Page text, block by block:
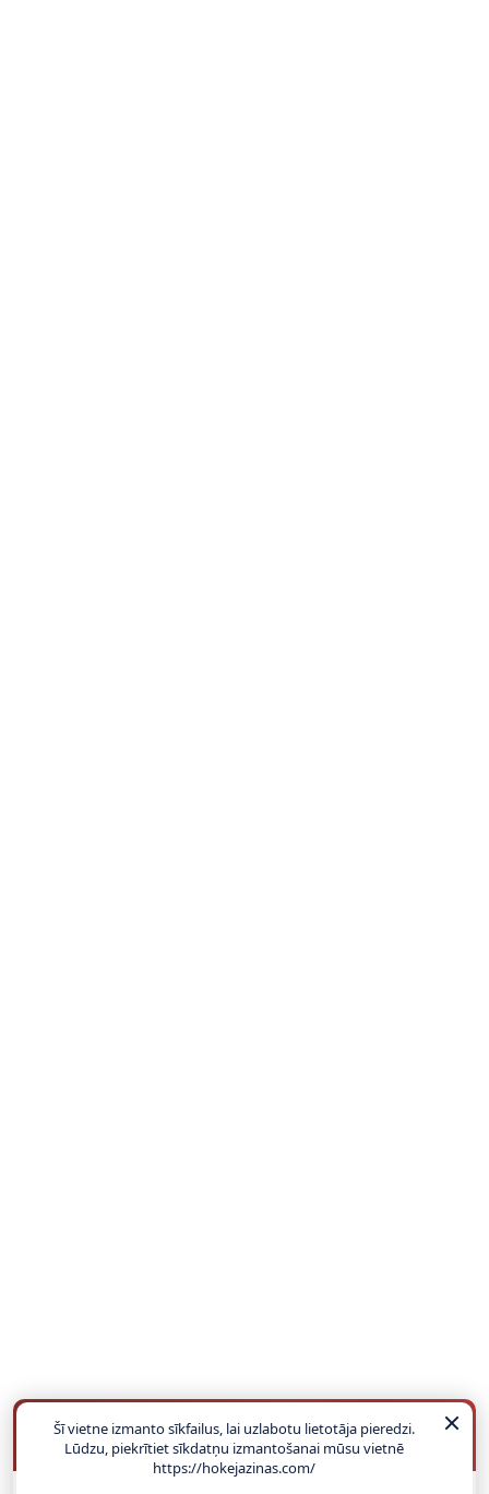
BUKMEIKERU BONUSI
Šī vietne izmanto sīkfailus, lai uzlabotu lietotāja pieredzi.
Lūdzu, piekrītiet sīkdatņu izmantošanai mūsu vietnē
https://hokejazinas.com/